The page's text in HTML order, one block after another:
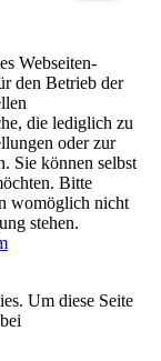
Webseiten-
den Betrieb der
die lediglich zu
oder zur
Sie können selbst
Bitte
womöglich nicht
stehen.
Um diese Seite